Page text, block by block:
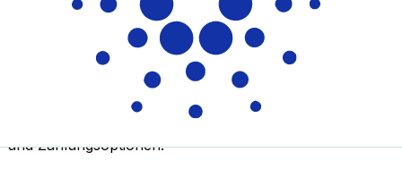
XE Internationaler Geldtransfer
Geld schnell, sicher und einfach online versenden. Live-
und Zahlungsoptionen.